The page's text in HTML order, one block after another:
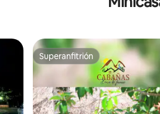
Superanfitrión
Superanfitrión